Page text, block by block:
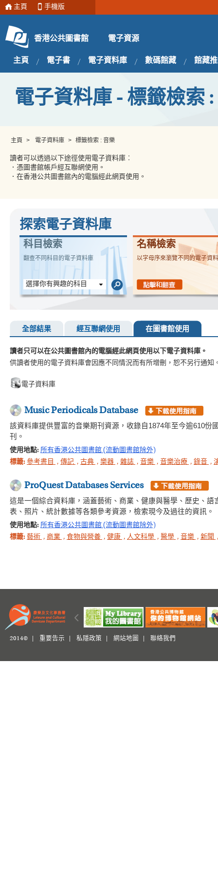
主頁 手機版
香港公共圖書館 電子資源
主頁 電子書 電子資料庫 數碼館藏 館藏
電子資料庫 - 標籤檢索 :
主頁 > 電子資料庫 > 標籤檢索 : 音樂
讀者可以透過以下途徑使用電子資料庫︰
．憑圖書館帳戶經互聯網使用。
．在香港公共圖書館內的電腦經此網頁使用。
探索電子資料庫
科目檢索
翻查不同科目的電子資料庫
選擇你有興趣的科目
名稱檢索
以字母序來瀏覽不同的電子資
全部結果 經互聯網使用 在圖書館使用
讀者只可以在公共圖書館內的電腦經此網頁使用以下電子資料庫。
供讀者使用的電子資料庫會因應不同情況而有所增刪，恕不另行通知
電子資料庫
Music Periodicals Database
該資料庫提供豐富的音樂期刊資源，收錄自1874年至今逾610
刊。
使用地點: 所有香港公共圖書館 (流動圖書館除外)
標籤: 參考書目 , 傳記 , 古典 , 樂器 , 雜誌 , 音樂 , 音樂治療 , 錄音 ,
ProQuest Databases Services
這是一個綜合資料庫，涵蓋藝術、商業、健康與醫學、歷史、
表、照片、統計數據等各類參考資源，檢索現今及過往的資訊。
使用地點: 所有香港公共圖書館 (流動圖書館除外)
標籤: 藝術 , 商業 , 食物與營養 , 健康 , 人文科學 , 醫學 , 音樂 , 新聞
2014© | 重要告示 私隱政策 網站地圖 聯絡我們